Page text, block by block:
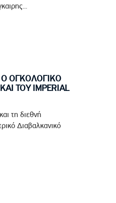
ΟΓΚΟΛΟΓΙΚΟ
ΤΟΥ IMPERIAL
τη διεθνή
Διαβαλκανικό